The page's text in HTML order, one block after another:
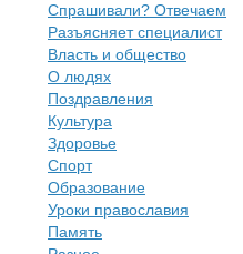
Спрашивали? Отвечаем
Разъясняет специалист
Власть и общество
О людях
Поздравления
Культура
Здоровье
Спорт
Образование
Уроки православия
Память